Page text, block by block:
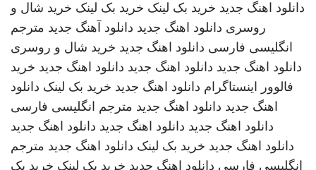
دانلود اهنگ جدید خرید بک لینک خرید بک لینک خرید شال و
روسری دانلود اهنگ جدید دانلود آهنگ جدید مترجم
انگلیسی فارسی دانلود اهنگ جدید خرید شال و روسری
دانلود اهنگ جدید دانلود اهنگ جدید دانلود اهنگ جدید خرید
فالوور اینستاگرام دانلود اهنگ جدید خرید بک لینک دانلود
اهنگ جدید دانلود اهنگ جدید مترجم انگلیسی فارسی
دانلود اهنگ جدید دانلود اهنگ جدید دانلود اهنگ جدید
دانلود اهنگ جدید خرید بک لینک دانلود اهنگ جدید مترجم
انگلیسی فارسی دانلود اهنگ جدید خرید بک لینک خرید بک